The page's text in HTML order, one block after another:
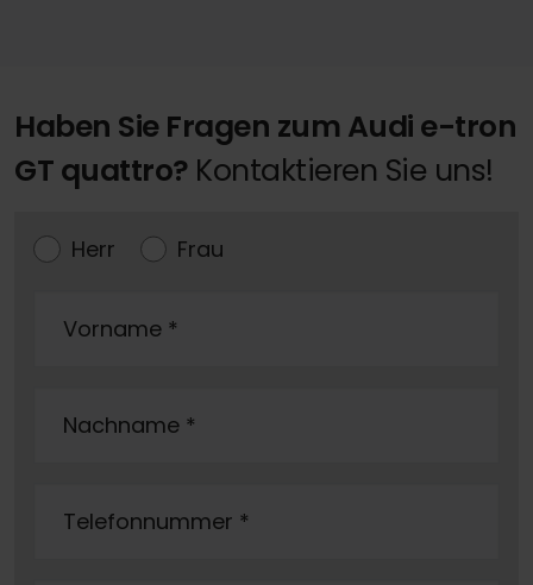
Haben Sie Fragen zum Audi e-tron
GT quattro? Kontaktieren Sie uns!
Herr Frau
Vorname *
Nachname *
Telefonnummer *